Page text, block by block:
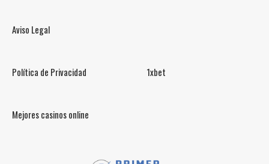
Aviso Legal
Política de Privacidad 1xbet
Mejores casinos online